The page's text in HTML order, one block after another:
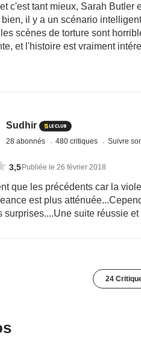
c'est tant mieux, Sarah Butler
il y a un scénario
scènes de torture sont
et l'histoire est vraiment
Sudhir
28 abonnés 480 critiques Suivre
3,5Publiée le 26 février 2018
que les précédents car la
est plus
surprises....Une suite réussie
24